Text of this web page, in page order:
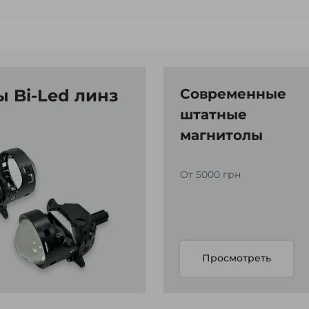
Bi-Led линз
Современные
штатные
магнитолы
От 5000 грн
Просмотреть